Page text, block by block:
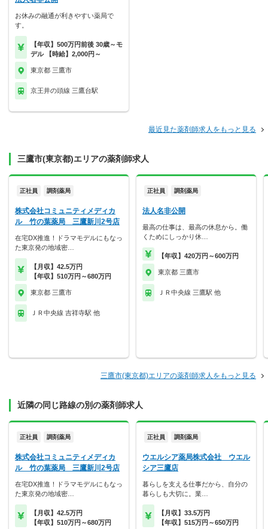
お休みの融通が利きやすい薬局で
す。
【年収】500万円前後 30歳～モ
デル 【時給】2,000円～
東京都 三鷹市
京王井の頭線 三鷹台駅
最近見た薬剤師求人をもっと見る
三鷹市(東京都)エリアの薬剤師求人
正社員 調剤薬局
株式会社コミュニティメディカ
ル 竹の葉薬局 三鷹新川2号店
在宅DX推進！ドラマモデルにもなっ
た東京発の地域密…
【月収】42.5万円
【年収】510万円～680万円
東京都 三鷹市
ＪＲ中央線 吉祥寺駅 他
正社員 調剤薬局
法人名非公開
最高の仕事は、最高の休息から。働
くためにしっかり休…
【年収】420万円～600万円
東京都 三鷹市
ＪＲ中央線 三鷹駅 他
三鷹市(東京都)エリアの薬剤師求人をもっと見る
近隣の同じ路線の別の薬剤師求人
正社員 調剤薬局
株式会社コミュニティメディカ
ル 竹の葉薬局 三鷹新川2号店
在宅DX推進！ドラマモデルにもなっ
た東京発の地域密…
【月収】42.5万円
【年収】510万円～680万円
正社員 調剤薬局
ウエルシア薬局株式会社 ウエル
シア三鷹店
暮らしを支える仕事だから、自分の
暮らしも大切に。業…
【月収】33.5万円
【年収】515万円～650万円